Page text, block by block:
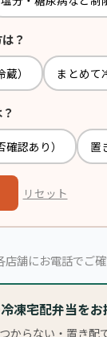
？
） まとめて
認あり） 置
リセット
舗にお電話でご確
凍宅配弁当を
からない・置き配